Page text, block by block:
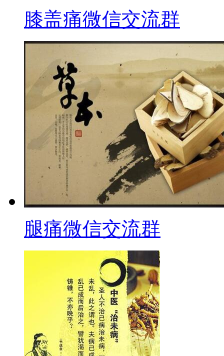
膝盖痛微信交流群
腿痛微信交流群